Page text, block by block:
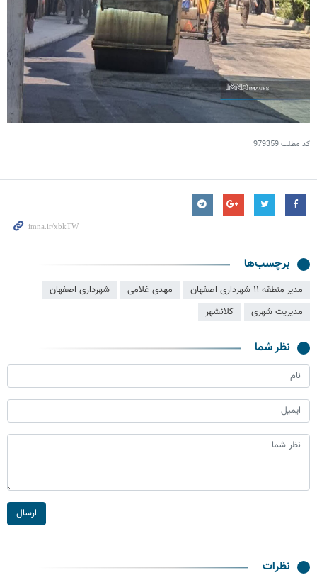
کد مطلب979359
برچسب‌ها
مدیر منطقه ۱۱ شهرداری اصفهان مهدی غلامی
شهرداری اصفهان
مدیریت شهری
کلانشهر
نظر شما
ارسال
نظرات